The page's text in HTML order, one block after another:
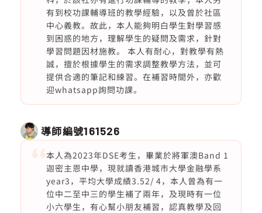
有到校功課輔導班的教學經驗，以及曾於社區
中心義教。故此，本人能夠明白學生對學習感
到困惑的地方，理解學生的疑問及需求，針對
學習問題因材施教。 本人有耐心，對教學有熱
誠，擅於根據學生的需求調整教學方法，並可
提供合適的筆記和練習。在補習時間外，亦歡
迎whatsapp詢問功課。
導師編號161526
本人為2023年DSE考生，畢業於將軍澳Band 1
迦密主恩中學，現就讀香港城市大學金融學系
year3，平均大學成績3.52/ 4，本人曾為有一
位中二至中三的學生補了兩年，及現時有一位
小六學生，有心幫小朋友補習，認真教學及回